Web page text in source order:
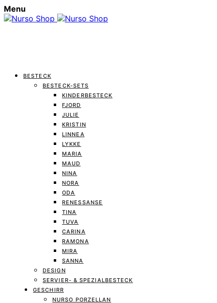
Menu
BESTECK
BESTECK-SETS
KINDERBESTECK
FJORD
JULIE
KRISTIN
LINNEA
LYKKE
MARIA
MAUD
NINA
NORA
ODA
RENESSANSE
TINA
TUVA
CARINA
RAMONA
MIRA
SANNA
DESIGN
SERVIER- & SPEZIALBESTECK
GESCHIRR
NURSO PORZELLAN